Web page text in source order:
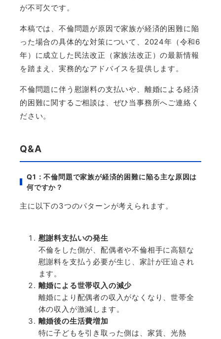
が不可欠です。
本稿では、不倫問題が原因で家族が経済的困難に陥
った場合の具体的な対策について、 2024年（令和6
年）に成立した民法改正（家族法改正）の最新情報
を踏まえ、実務的なアドバイスを提供します。
不倫問題に伴う慰謝料の支払いや、離婚による経済
的困難に関するご相談は、ぜひ当事務所へご連絡く
ださい。
Q&A
Q1 ：不倫問題で家族が経済的困難に陥る主な原因は
何ですか？
主に以下の3つのパターンが考えられます。
慰謝料支払いの発生
不倫をした側が、配偶者や不倫相手に高額な
慰謝料を支払う必要が生じ、家計が圧迫され
ます。
離婚による世帯収入の減少
離婚により配偶者の収入がなくなり、世帯全
体の収入が激減します。
離婚後の生活費増加
特に子どもを引き取った側は、家賃、光熱